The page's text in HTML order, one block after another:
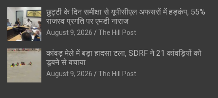
छुट्टी के दिन समीक्षा से यूपीसीएल अफसरों में हड़कंप, 55%
राजस्व प्रगति पर एमडी नाराज
August 9, 2026 The Hill Post
कांवड़ मेले में बड़ा हादसा टला, SDRF ने 21 कांवड़ियों को
डूबने से बचाया
August 9, 2026 The Hill Post